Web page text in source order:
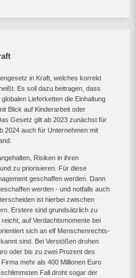
in Kraft, welches korrekt
Es soll dazu beitragen, dass
Lieferketten die Einhaltung
Blick auf Kinderarbeit oder
Gesetz gilt ab 2023 zunächst für
2024 auch für Unternehmen mit
Risiken in ihren
zu priorisieren. Für diese
geschaffen werden. Dann
werden - und notfalls auch
ist hierbei zwischen
Erstere sind grundsätzlich zu
auf Verdachtsmomente bei
sich an elf Menschenrechts-
sind. Bei Verstößen drohen
oder bis zu zwei Prozent des
mehr als 400 Millionen Euro
Fall droht sogar der